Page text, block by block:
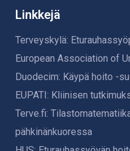
Linkkejä
Terveyskylä:
European Association of
Duodecim: Käypä hoito -
EUPATI: Kliinisen
Terve.fi:
pähkinänkuoressa